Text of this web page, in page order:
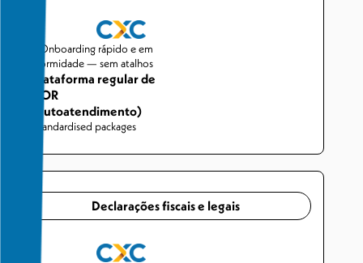
Onboarding rápido e em
conformidade — sem atalhos
Plataforma regular de
AOR
(autoatendimento)
Standardised packages
Declarações fiscais e legais